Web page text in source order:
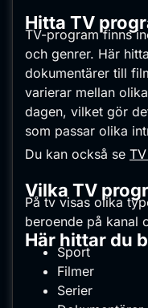
Hitta TV
TV-program finns
och genrer. Här
dokumentärer till
varierar mellan
dagen, vilket gör
som passar olika
Du kan också se
Vilka TV
På tv visas olika
beroende på kanal
Här hittar du
Sport
Filmer
Serier